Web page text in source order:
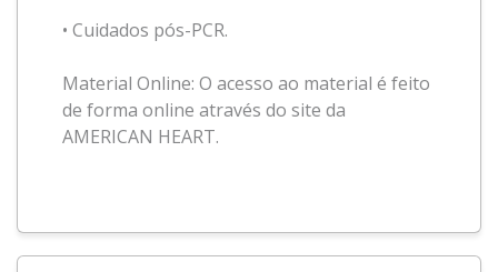
• Cuidados pós-PCR.
Material Online: O acesso ao material é feito
de forma online através do site da
AMERICAN HEART.